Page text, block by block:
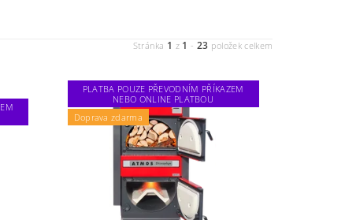
Stránka 1 z 1 - 23 položek celkem
PLATBA POUZE PŘEVODNÍM PŘÍKAZEM
NEBO ONLINE PLATBOU
Doprava zdarma